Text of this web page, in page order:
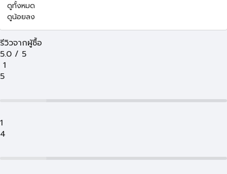
ดูทั้งหมด
ดูน้อยลง
รีวิวจากผู้ซื้อ
5.0 / 5
1
5
1
4